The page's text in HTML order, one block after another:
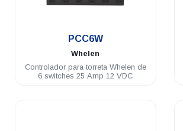
PCC6W
Whelen
Controlador para torreta Whelen de
6 switches 25 Amp 12 VDC